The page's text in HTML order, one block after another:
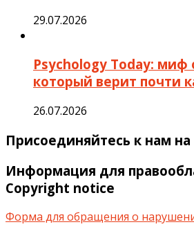
29.07.2026
Psychology Today: миф
который верит почти
26.07.2026
Присоединяйтесь к нам на
Информация для
Copyright notice
Форма для обращения о